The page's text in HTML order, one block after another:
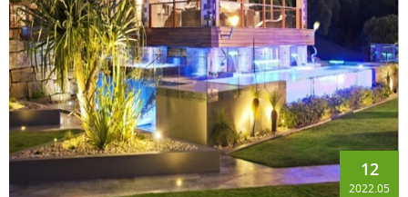
12
2022.05